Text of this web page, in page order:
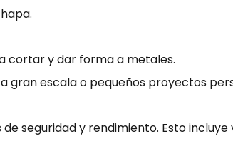
cortar y dar forma a metales.
gran escala o pequeños proyectos
seguridad y rendimiento. Esto